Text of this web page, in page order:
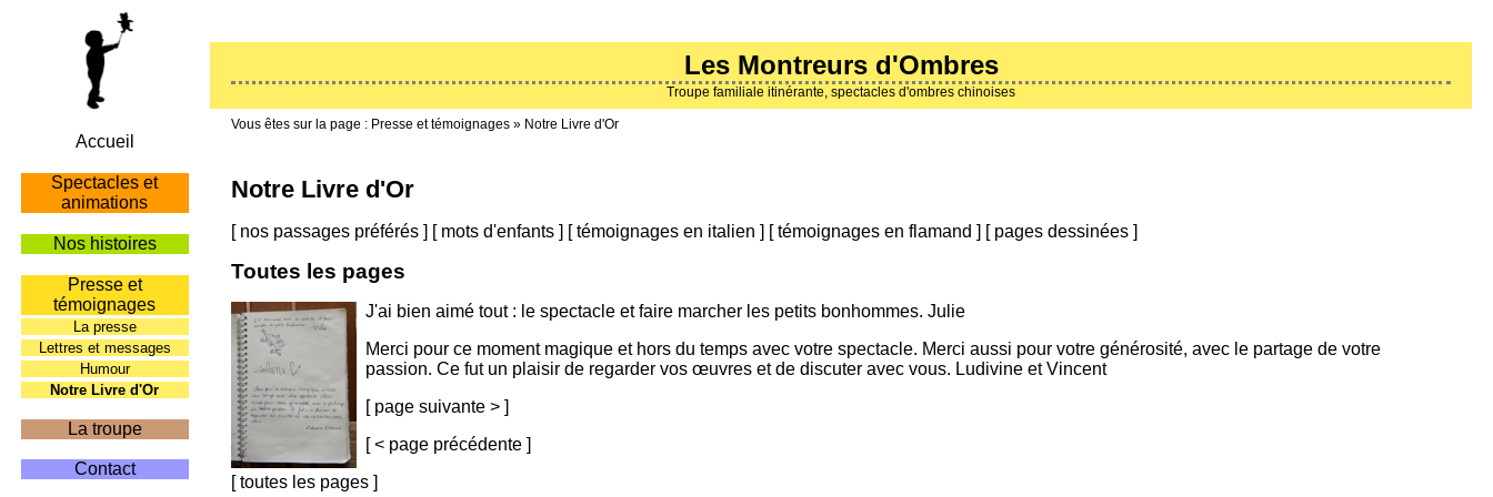
Les Montreurs d'Ombres
Troupe familiale itinérante, spectacles d'ombres chinoises
Presse et témoignages» Notre Livre d'Or
Notre Livre d'Or
[ nos passages préférés] [ mots d'enfants] [témoignages en italien ] [témoignages en flamand ] [ pages dessinées]
Toutes les pages
J'ai bien aimé tout : le spectacle et faire marcher les petits bonhommes. Julie
Merci pour ce moment magique et hors du temps avec votre spectacle. Merci aussi pour votre générosité, avec le partage de votre
passion. Ce fut un plaisir de regarder vos œuvres et de discuter avec vous. Ludivine et Vincent
[ page suivante > ]
[< page précédente ]
[toutes les pages]
Accueil
Spectacles et
animations
Nos histoires
Presse et
témoignages
La presse
Lettres et messages
Humour
Notre Livre d'Or
La troupe
Contact